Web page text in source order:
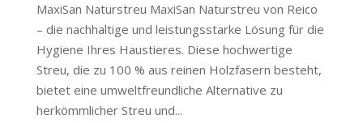
MaxiSan Naturstreu MaxiSan Naturstreu von Reico
– die nachhaltige und leistungsstarke Lösung für die
Hygiene Ihres Haustieres. Diese hochwertige
Streu, die zu 100 % aus reinen Holzfasern besteht,
bietet eine umweltfreundliche Alternative zu
herkömmlicher Streu und...